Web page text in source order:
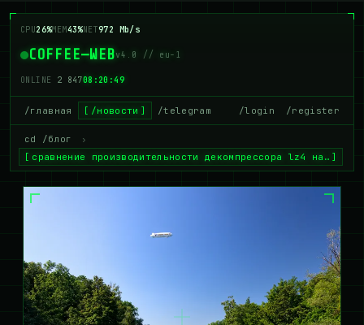
CPU33%MEM42%NET972 Mb/s
COFFEE—WEBv4.0 // eu-1
ONLINE 2 85208:20:50
/главная /новости /telegram /login /register
cd /блог
›
сравнение производительности декомпрессора lz4 на…